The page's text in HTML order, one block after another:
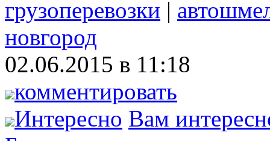
грузоперевозки |
новгород
02.06.2015 в 11:18
комментировать
Интересно Вам